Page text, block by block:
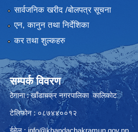
सार्वजनिक खरीद /बोलपत्र सूचना
एन, कानुन तथा निर्देशिका
कर तथा शुल्कहरु
सम्पर्क विवरण
ठेगाना : खाँडाचक्र नगरपालिका कालिकाेट
टेलिफोन : ०८७४४००१२
ईमेल : info@khandachakramun.gov.np